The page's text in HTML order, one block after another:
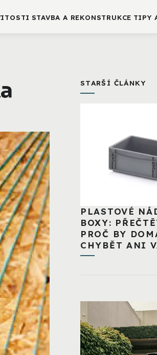
STAVBA A REKONSTRUKCE TIPY
STARŠÍ ČLÁNKY
PLASTOVÉ
BOXY:
PROČ BY
CHYBĚT ANI